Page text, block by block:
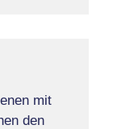
mit
den